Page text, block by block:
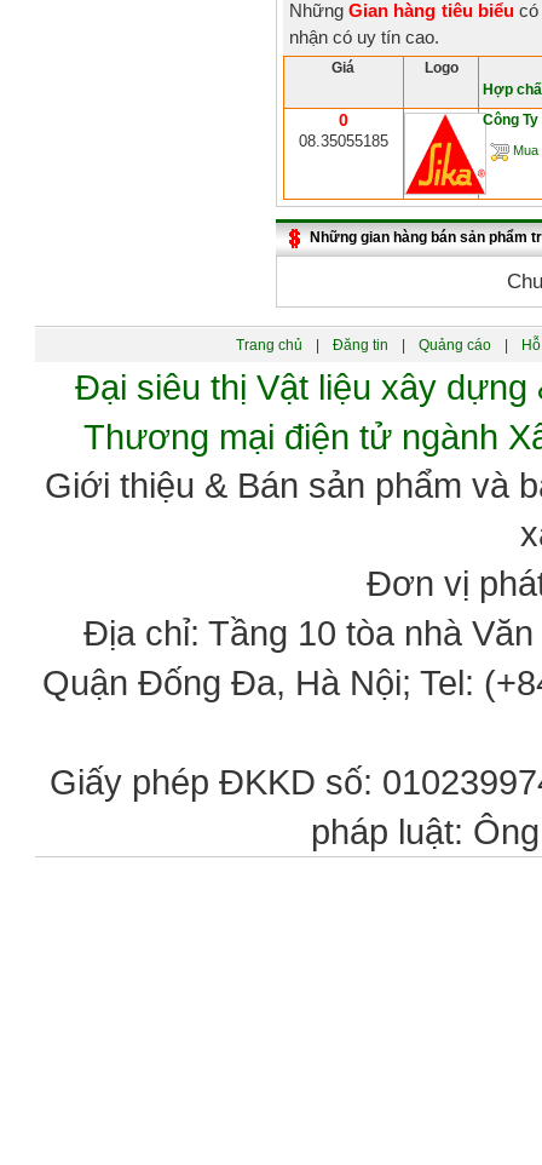
NhữngGian hàng tiêu biểucó
nhận có uy tín cao.
Giá
Logo
Hợp
0
08.35055185
Công
Mua
Những gian hàng bán sản phẩm
Trang chủ Đăng tin Quảng cáo
Đại siêu thị Vật liệu xây
Thương mại điện tử ngành
Giới thiệu & Bán sản phẩm và
Đơn vị
Địa chỉ: Tầng 10 tòa nhà
Quận Đống Đa, Hà Nội; Tel:
Giấy phép ĐKKD số:
pháp luật: